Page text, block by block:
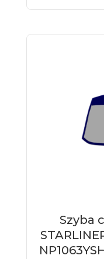
Szyba